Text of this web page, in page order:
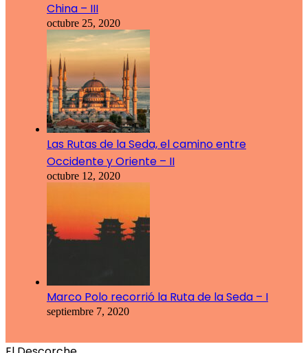
China – III
octubre 25, 2020
Las Rutas de la Seda, el camino entre
Occidente y Oriente – II
octubre 12, 2020
Marco Polo recorrió la Ruta de la Seda – I
septiembre 7, 2020